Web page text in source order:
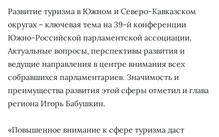
Развитие туризма в Южном и Северо-Кавказском
округах – ключевая тема на 39-й конференции
Южно-Российской парламентской ассоциации.
Актуальные вопросы, перспективы развития и
ведущие направления в центре внимания всех
собравшихся парламентариев. Значимость и
преимущества развития этой сферы отметил и глава
региона Игорь Бабушкин.
«Повышенное внимание к сфере туризма даст